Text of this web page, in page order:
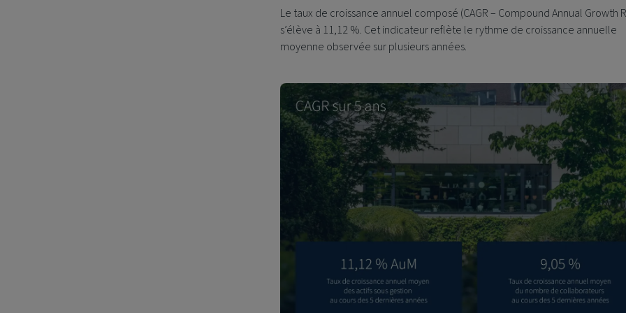
Le taux de croissance annuel composé (CAGR – Compound Annual Growth
s’élève à 11,12 %. Cet indicateur reflète le rythme de croissance annuelle
moyenne observée sur plusieurs années.